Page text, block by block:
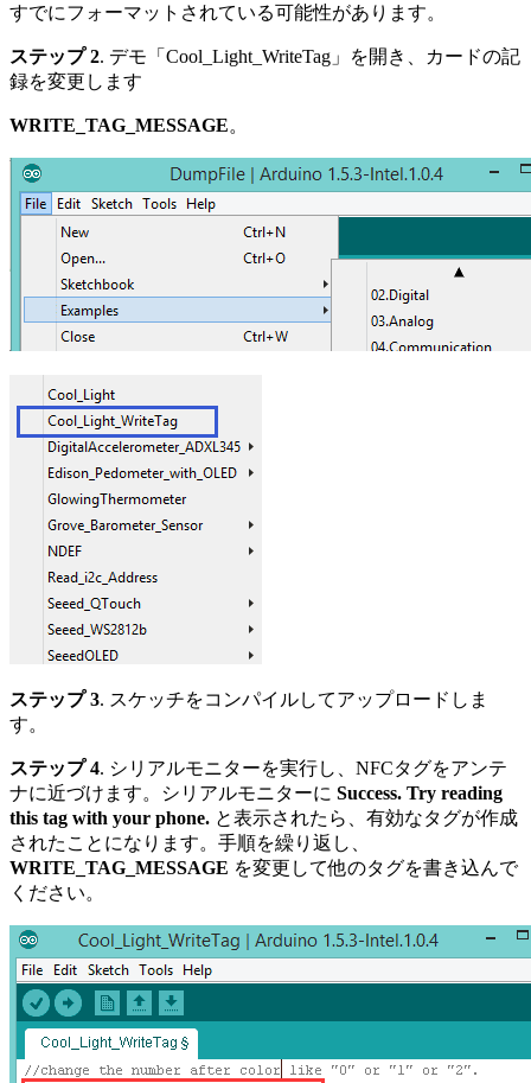
すでにフォーマットされている可能性があります。
ステップ 2. デモ「Cool_Light_WriteTag」を開き、カードの記
録を変更します
WRITE_TAG_MESSAGE。
ステップ 3. スケッチをコンパイルしてアップロードしま
す。
ステップ 4. シリアルモニターを実行し、NFCタグをアンテ
ナに近づけます。シリアルモニターに Success. Try reading
this tag with your phone. と表示されたら、有効なタグが作成
されたことになります。手順を繰り返し、
WRITE_TAG_MESSAGE を変更して他のタグを書き込んで
ください。